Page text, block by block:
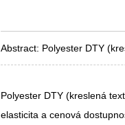
Abstract: Polyester DTY
Polyester DTY (kreslená
elasticita a cenová